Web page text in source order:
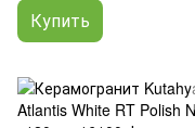
Купить